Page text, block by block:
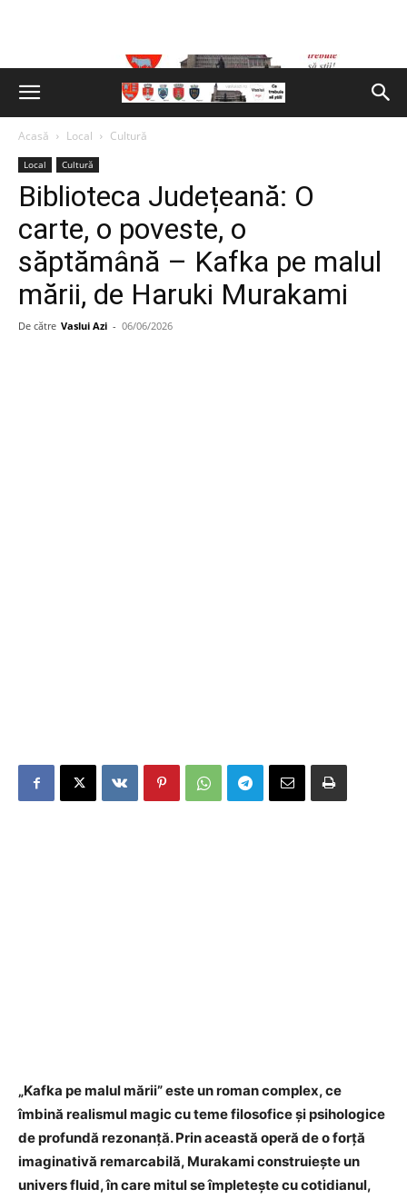
Acasă Local Cultură
Local Cultură
Biblioteca Județeană: O
carte, o poveste, o
săptămână – Kafka pe malul
mării, de Haruki Murakami
De către Vaslui Azi - 06/06/2026
„Kafka pe malul mării” este un roman complex, ce
îmbină realismul magic cu teme filosofice și psihologice
de profundă rezonanță. Prin această operă de o forță
imaginativă remarcabilă, Murakami construiește un
univers fluid, în care mitul se împletește cu cotidianul,